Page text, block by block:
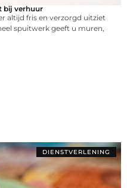
bij verhuur
altijd fris en verzorgd uitziet
spuitwerk geeft u muren,
DIENSTVERLENING